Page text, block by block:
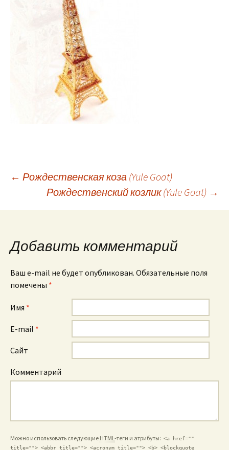
Навигация по
записям
← Рождественская коза (Yule Goat)
Рождественский козлик (Yule Goat) →
Добавить комментарий
Ваш e-mail не будет опубликован. Обязательные поля
помечены *
Имя *
E-mail *
Сайт
Комментарий
Можно использовать следующие HTML-теги и атрибуты: <a href=""
title=""> <abbr title=""> <acronym title=""> <b> <blockquote